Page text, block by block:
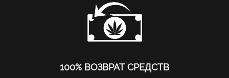
100% ВОЗВРАТ СРЕДСТВ